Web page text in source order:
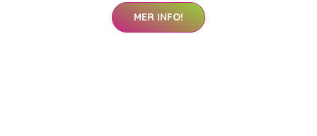
MER INFO!